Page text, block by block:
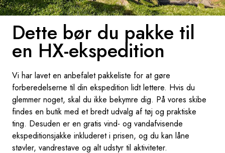
DanmarkFrankrig
Sverige
Danmark
Norge
Dette bør du pakke til
en HX-ekspedition
Vi har lavet en anbefalet pakkeliste for at gøre
forberedelserne til din ekspedition lidt lettere. Hvis du
glemmer noget, skal du ikke bekymre dig. På vores skibe
findes en butik med et bredt udvalg af tøj og praktiske
ting. Desuden er en gratis vind- og vandafvisende
ekspeditionsjakke inkluderet i prisen, og du kan låne
støvler, vandrestave og alt udstyr til aktiviteter.